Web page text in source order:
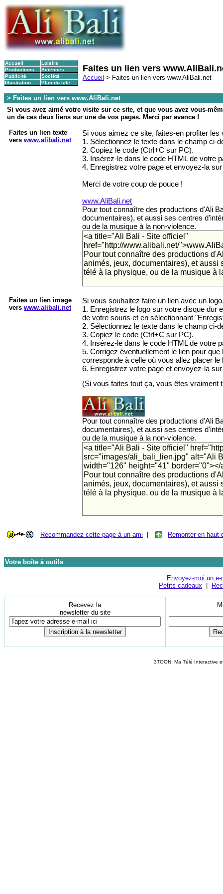
Faites un lien vers
Accueil > Faites un lien vers www.AliBali.net
Accueil
Productions
Publicité
Illustration
Loisirs
Sciences
Société
Plan du site
> Faites un lien vers www.AliBali.net
Si vous avez aimé votre visite sur ce site, et que vous avez vous-
un de ces deux liens sur une de vos pages. Merci par avance !
Faites un lien texte
vers www.alibali.net
Si vous aimez ce site, faites-en profiter
1. Sélectionnez le texte dans le champ ci-
2. Copiez le code (Ctrl+C sur PC).
3. Insérez-le dans le code HTML de votre
4. Enregistrez votre page et envoyez-la
Merci de votre coup de pouce !
www.AliBali.net
Pour tout connaître des productions d'Ali
documentaires), et aussi ses centres
ou de la musique à la non-violence.
Faites un lien image
vers www.alibali.net
Si vous souhaitez faire un lien avec un
1. Enregistrez le logo sur votre disque dur
de votre souris et en sélectionnant
2. Sélectionnez le texte dans le champ ci-
3. Copiez le code (Ctrl+C sur PC).
4. Insérez-le dans le code HTML de votre
5. Corrigez éventuellement le lien pour
corresponde à celle où vous allez placer le
6. Enregistrez votre page et envoyez-la
(Si vous faites tout ça, vous êtes vraiment
Pour tout connaître des productions d'Ali
documentaires), et aussi ses centres
ou de la musique à la non-violence.
Recommandez cette page à un ami Remonter en haut
Votre boîte à outils
Envoyez-moi un e-
Petits cadeaux
Recevez la
newsletter du site
3TOON, Ma Télé Interactive